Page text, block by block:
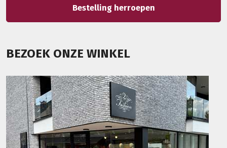
Bestelling herroepen
BEZOEK ONZE WINKEL